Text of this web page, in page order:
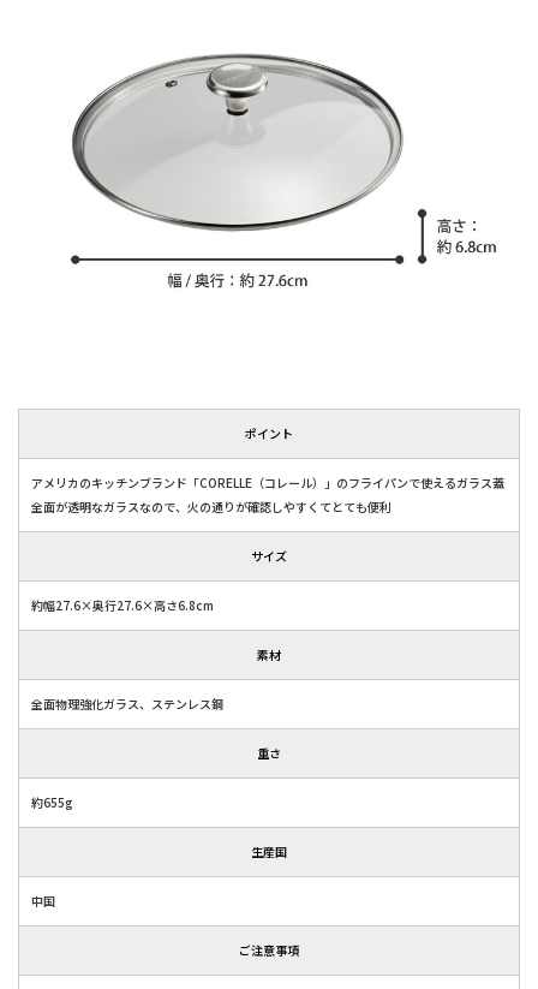
ポイント
アメリカのキッチンブランド「CORELLE（コレール）」のフライパンで使えるガラス蓋
全面が透明なガラスなので、火の通りが確認しやすくてとても便利
サイズ
約幅27.6×奥行27.6×高さ6.8cm
素材
全面物理強化ガラス、ステンレス鋼
重さ
約655g
生産国
中国
ご注意事項